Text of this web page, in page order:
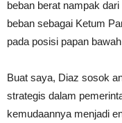
beban berat nampak
beban sebagai Ketum
pada posisi papan
Buat saya, Diaz sosok
strategis dalam
kemudaannya menjadi